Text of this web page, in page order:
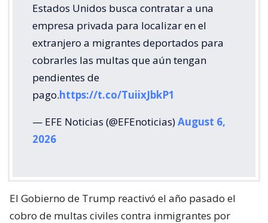
Estados Unidos busca contratar a una
empresa privada para localizar en el
extranjero a migrantes deportados para
cobrarles las multas que aún tengan
pendientes de
pago.https://t.co/TuiixJbkP1
— EFE Noticias (@EFEnoticias)August 6,
2026
El Gobierno de Trump reactivó el año pasado el
cobro de multas civiles contra inmigrantes por